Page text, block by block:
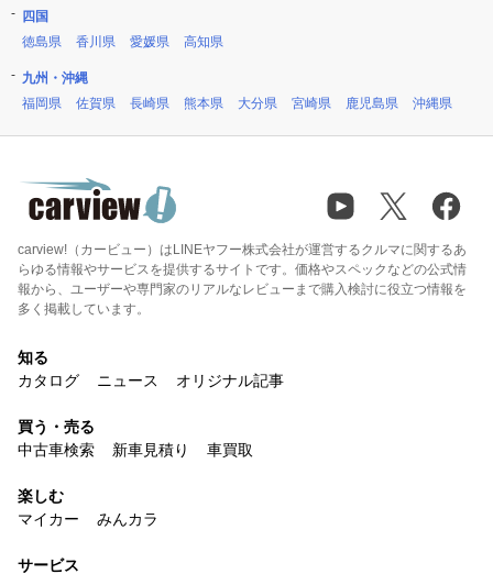
四国
徳島県
香川県 愛媛県 高知県
九州・沖縄
福岡県
佐賀県 長崎県 熊本県 大分県 宮崎県 鹿児島県 沖縄県
carview!（カービュー）はLINEヤフー株式会社が運営するクルマに関するあ
らゆる情報やサービスを提供するサイトです。価格やスペックなどの公式情
報から、ユーザーや専門家のリアルなレビューまで購入検討に役立つ情報を
多く掲載しています。
知る
カタログ
ニュース オリジナル記事
買う・売る
中古車検索
新車見積り 車買取
楽しむ
マイカー
みんカラ
サービス